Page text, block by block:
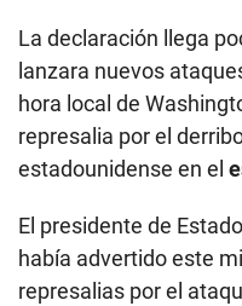
La declaración llega
lanzara nuevos
hora local de
represalia por el
estadounidense en el
El presidente de
había advertido este
represalias por el